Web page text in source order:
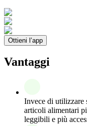
Ottieni l’app
Vantaggi
Invece di utilizzare
articoli alimentari
leggibili e più